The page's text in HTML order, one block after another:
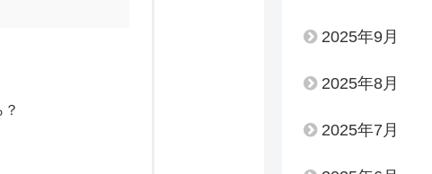
2025年9月
2025年8月
2025年7月